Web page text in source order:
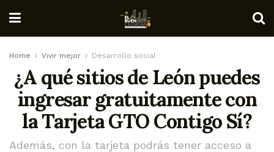
Home Vivir mejor Desarrollo social
¿A qué sitios de León puedes
ingresar gratuitamente con
la Tarjeta GTO Contigo Sí?
Además, con la tarjeta podrás tener acceso a